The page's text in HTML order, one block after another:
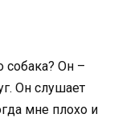
собака? Он –
Он слушает
мне плохо и